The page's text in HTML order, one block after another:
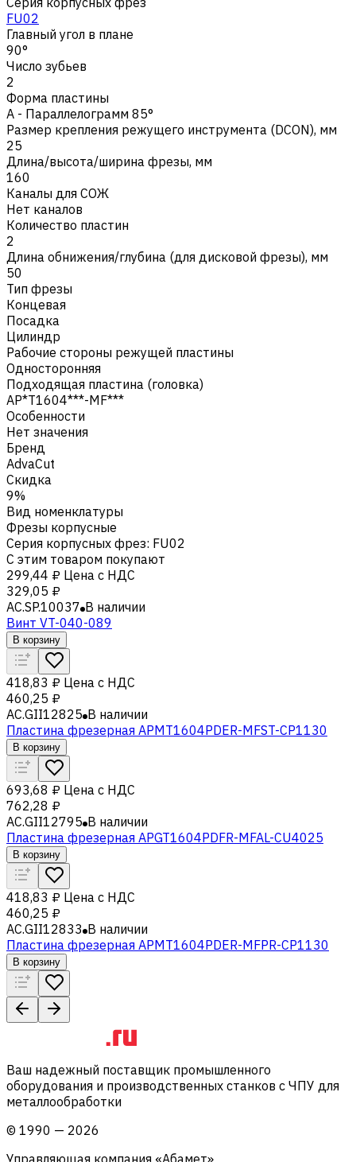
FU02
Главный угол в плане
90°
Число зубьев
2
Форма пластины
A - Параллелограмм 85°
Размер крепления режущего инструмента (DCON), мм
25
Длина/высота/ширина фрезы, мм
160
Каналы для СОЖ
Нет каналов
Количество пластин
2
Длина обнижения/глубина (для дисковой фрезы), мм
50
Тип фрезы
Концевая
Посадка
Цилиндр
Рабочие стороны режущей пластины
Односторонняя
Подходящая пластина (головка)
AP*T1604***-MF***
Особенности
Нет значения
Бренд
AdvaCut
Скидка
9%
Вид номенклатуры
Фрезы корпусные
Серия корпусных фрез: FU02
С этим товаром покупают
299,44 ₽ Цена с НДС
329,05 ₽
AC.SP.10037 В наличии
Винт VT-040-089
В корзину
418,83 ₽ Цена с НДС
460,25 ₽
AC.GII12825 В наличии
Пластина фрезерная APMT1604PDER-MFST-CP1130
В корзину
693,68 ₽ Цена с НДС
762,28 ₽
AC.GII12795 В наличии
Пластина фрезерная APGT1604PDFR-MFAL-CU4025
В корзину
418,83 ₽ Цена с НДС
460,25 ₽
AC.GII12833 В наличии
Пластина фрезерная APMT1604PDER-MFPR-CP1130
В корзину
Ваш надежный поставщик промышленного
оборудования и производственных станков с ЧПУ для
металлообработки
© 1990 — 2026
Управляющая компания «Абамет»